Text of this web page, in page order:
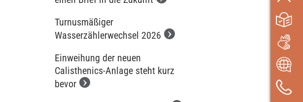
Turnusmäßiger
Wasserzählerwechsel 2026
Einweihung der neuen
Calisthenics-Anlage steht kurz
bevor